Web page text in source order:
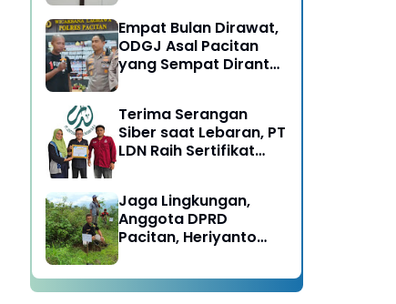
Rehabilitasi
Empat Bulan Dirawat,
ODGJ Asal Pacitan
yang Sempat Dirantai
Terima Serangan
Siber saat Lebaran, PT
LDN Raih Sertifikat
Karesidenan Madiun
Raya
Jaga Lingkungan,
Anggota DPRD
Pacitan, Heriyanto
Tebang 100 Pohon
diganti Tanam 1000